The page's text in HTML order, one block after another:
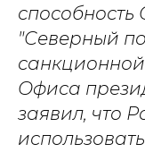
"Северный
Офиса
заявил, что